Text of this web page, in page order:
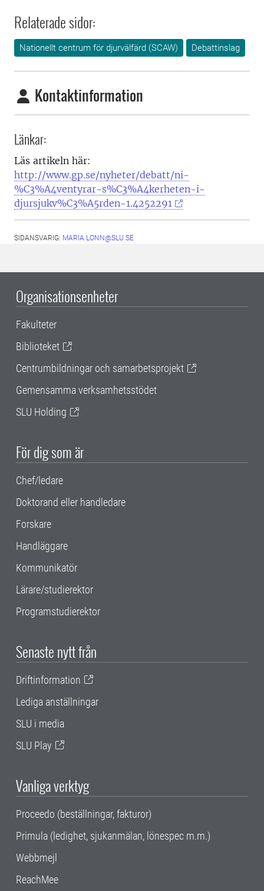
Relaterade sidor:
Nationellt centrum för djurvälfärd (SCAW) Debattinslag
Kontaktinformation
Länkar:
Läs artikeln här:
http://www.gp.se/nyheter/debatt/ni-
%C3%A4ventyrar-s%C3%A4kerheten-i-
djursjukv%C3%A5rden-1.4252291
SIDANSVARIG: MARIA.LONN@SLU.SE
Organisationsenheter
Fakulteter
Biblioteket
Centrumbildningar och samarbetsprojekt
Gemensamma verksamhetsstödet
SLU Holding
För dig som är
Chef/ledare
Doktorand eller handledare
Forskare
Handläggare
Kommunikatör
Lärare/studierektor
Programstudierektor
Senaste nytt från
Driftinformation
Lediga anställningar
SLU i media
SLU Play
Vanliga verktyg
Proceedo (beställningar, fakturor)
Primula (ledighet, sjukanmälan, lönespec m.m.)
Webbmejl
ReachMee